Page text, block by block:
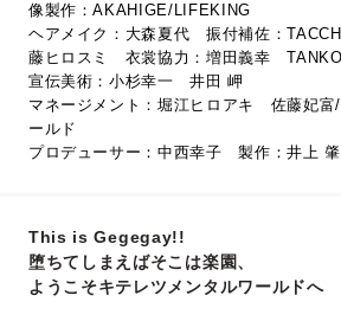
像製作：AKAHIGE/LIFEKING
ヘアメイク：大森夏代 振付補佐：
藤ヒロスミ 衣裳協力：増田義幸
宣伝美術：小杉幸一 井田 岬
マネージメント：堀江ヒロアキ 佐藤妃富
ールド
プロデューサー：中西幸子 製作：井上 肇
This is Gegegay!!
堕ちてしまえばそこは楽園、
ようこそキテレツメンタルワールドへ